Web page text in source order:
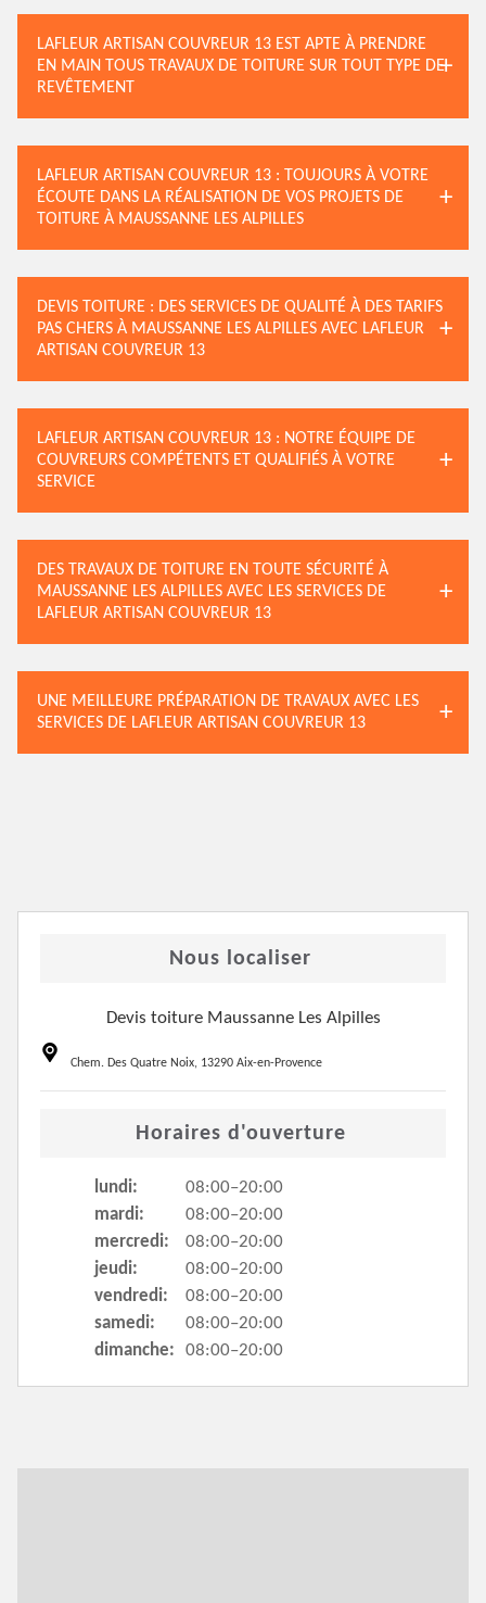
LAFLEUR ARTISAN COUVREUR 13 EST APTE À PRENDRE
EN MAIN TOUS TRAVAUX DE TOITURE SUR TOUT TYPE DE
REVÊTEMENT
LAFLEUR ARTISAN COUVREUR 13 : TOUJOURS À VOTRE
ÉCOUTE DANS LA RÉALISATION DE VOS PROJETS DE
TOITURE À MAUSSANNE LES ALPILLES
DEVIS TOITURE : DES SERVICES DE QUALITÉ À DES TARIFS
PAS CHERS À MAUSSANNE LES ALPILLES AVEC LAFLEUR
ARTISAN COUVREUR 13
LAFLEUR ARTISAN COUVREUR 13 : NOTRE ÉQUIPE DE
COUVREURS COMPÉTENTS ET QUALIFIÉS À VOTRE
SERVICE
DES TRAVAUX DE TOITURE EN TOUTE SÉCURITÉ À
MAUSSANNE LES ALPILLES AVEC LES SERVICES DE
LAFLEUR ARTISAN COUVREUR 13
UNE MEILLEURE PRÉPARATION DE TRAVAUX AVEC LES
SERVICES DE LAFLEUR ARTISAN COUVREUR 13
Nous localiser
Devis toiture Maussanne Les Alpilles
Chem. Des Quatre Noix, 13290 Aix-en-Provence
Horaires d'ouverture
lundi:
08:00–20:00
mardi:
08:00–20:00
mercredi:
08:00–20:00
jeudi:
08:00–20:00
vendredi:
08:00–20:00
samedi:
08:00–20:00
dimanche:
08:00–20:00